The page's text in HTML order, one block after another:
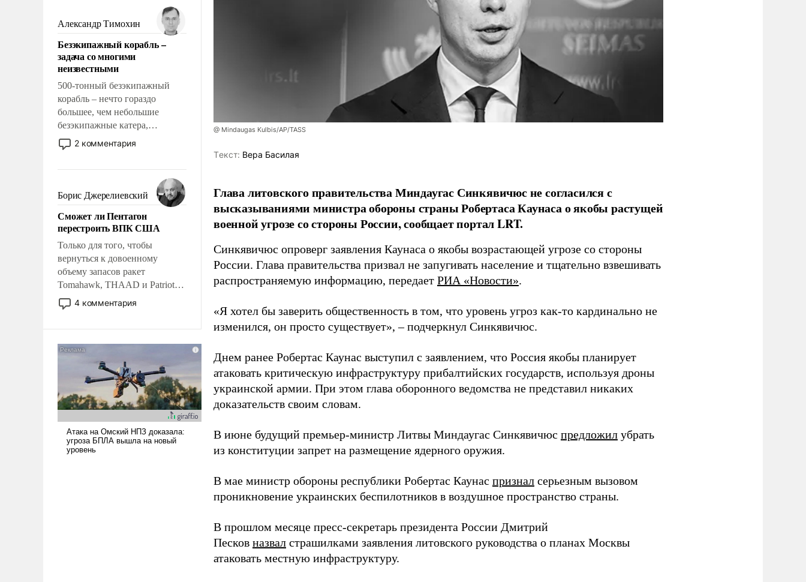
мужественным и твердым под
ударами судьбы, брать на себя
ответственность, помогать
слабым, идти вперед и
адаптироваться.
Александр Тимохин
Безэкипажный корабль –
задача со многими
неизвестными
500-тонный безэкипажный
корабль – нечто гораздо
большее, чем небольшие
безэкипажные катера,
применение которых уже
стало обыденностью. Задача по
сложна и амбициозна. Однако
и ее реализация радикально
поднимет наши боевые
возможности.
2 комментария
Борис Джерелиевский
Сможет ли Пентагон
перестроить ВПК США
Только для того, чтобы
вернуться к довоенному
объему запасов ракет
Tomahawk, THAAD и Patriot
США потребуется более трех
лет. Даже небольшая война с
Сложившаяся ситуация
означает многолетний период
уязвимости США, например,
перед Китаем.
4 комментария
@ Mindaugas Kulbis/AP/TASS
Tекст: Вера Басилая
Глава литовского правительства Миндаугас Синкявичюс не согласился с
высказываниями министра обороны страны Робертаса Каунаса о якобы растущей
военной угрозе со стороны России, сообщает портал LRT.
Синкявичюс опроверг заявления Каунаса о якобы возрастающей угрозе со стороны
России. Глава правительства призвал не запугивать население и тщательно взвешивать
распространяемую информацию, передает РИА «Новости».
«Я хотел бы заверить общественность в том, что уровень угроз как-то кардинально не
изменился, он просто существует», – подчеркнул Синкявичюс.
Днем ранее Робертас Каунас выступил с заявлением, что Россия якобы планирует
атаковать критическую инфраструктуру прибалтийских государств, используя дроны
украинской армии. При этом глава оборонного ведомства не представил никаких
доказательств своим словам.
В июне будущий премьер-министр Литвы Миндаугас Синкявичюс предложил убрать
из конституции запрет на размещение ядерного оружия.
В мае министр обороны республики Робертас Каунас признал серьезным вызовом
проникновение украинских беспилотников в воздушное пространство страны.
В прошлом месяце пресс-секретарь президента России Дмитрий
Песков назвал страшилками заявления литовского руководства о планах Москвы
атаковать местную инфраструктуру.